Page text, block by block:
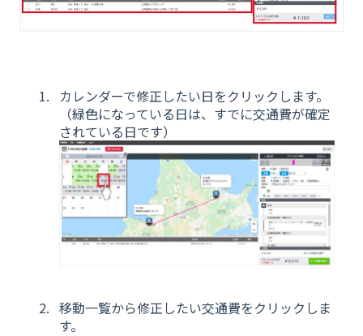
カレンダーで修正したい日をクリックします。
（緑色になっている日は、すでに交通費が確定
されている日です）
移動一覧から修正したい交通費をクリックしま
す。